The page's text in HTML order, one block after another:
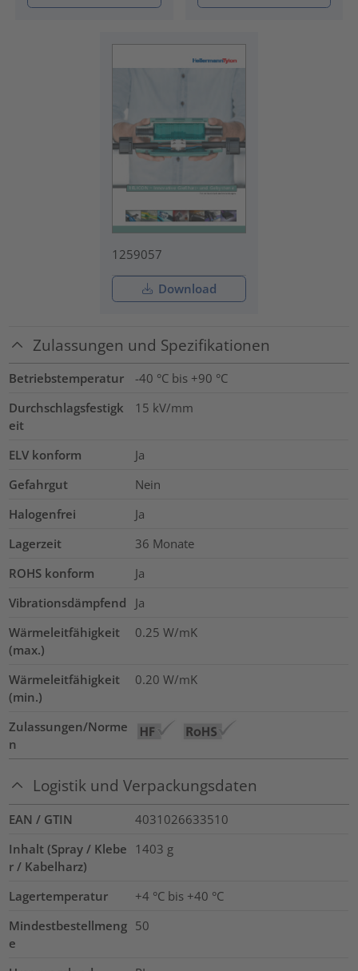
1259057
Download
Zulassungen und Spezifikationen
Betriebstemperatur
-40 °C bis +90 °C
Durchschlagsfestigk
eit
15 kV/mm
ELV konform
Ja
Gefahrgut
Nein
Halogenfrei
Ja
Lagerzeit
36 Monate
ROHS konform
Ja
Vibrationsdämpfend
Ja
Wärmeleitfähigkeit
(max.)
0.25 W/mK
Wärmeleitfähigkeit
(min.)
0.20 W/mK
Zulassungen/Norme
n
Logistik und Verpackungsdaten
EAN / GTIN
4031026633510
Inhalt (Spray / Klebe
r / Kabelharz)
1403 g
Lagertemperatur
+4 °C bis +40 °C
Mindestbestellmeng
e
50